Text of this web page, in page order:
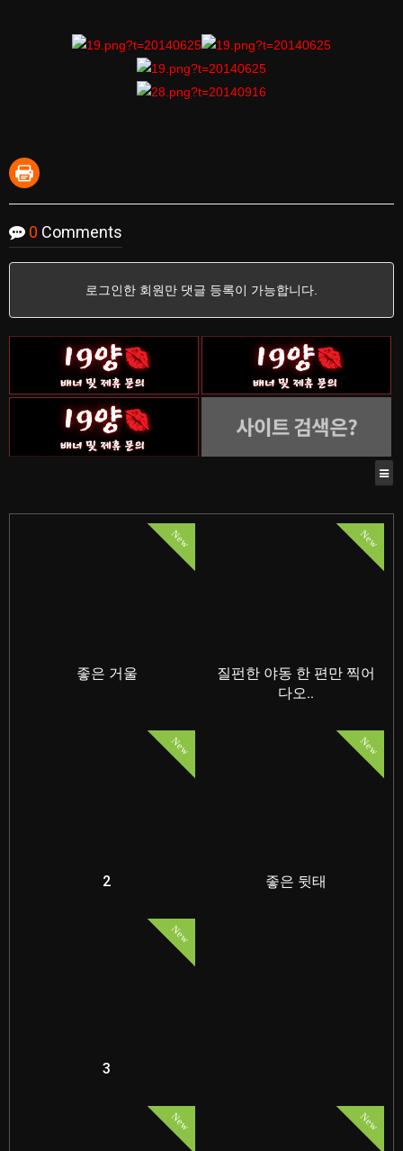
0 Comments
로그인한 회원만 댓글 등록이 가능합니다.
New
좋은 거울
New
질펀한 야동 한 편만 찍어
다오..
New
2
New
좋은 뒷태
New
3
New New